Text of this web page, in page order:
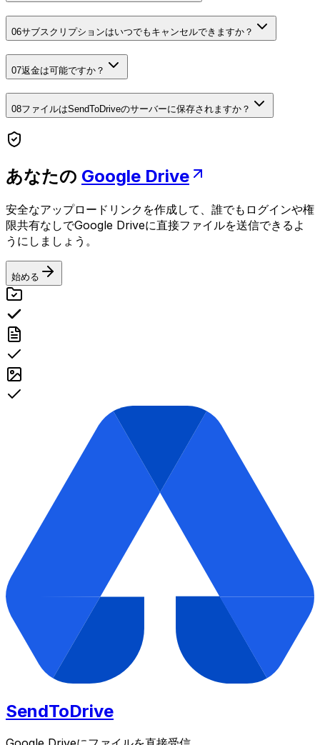
06サブスクリプションはいつでもキャンセルできますか？
07返金は可能ですか？
08ファイルはSendToDriveのサーバーに保存されますか？
あなたの Google Drive
安全なアップロードリンクを作成して、誰でもログインや権
限共有なしでGoogle Driveに直接ファイルを送信できるよ
うにしましょう。
始める
SendToDrive